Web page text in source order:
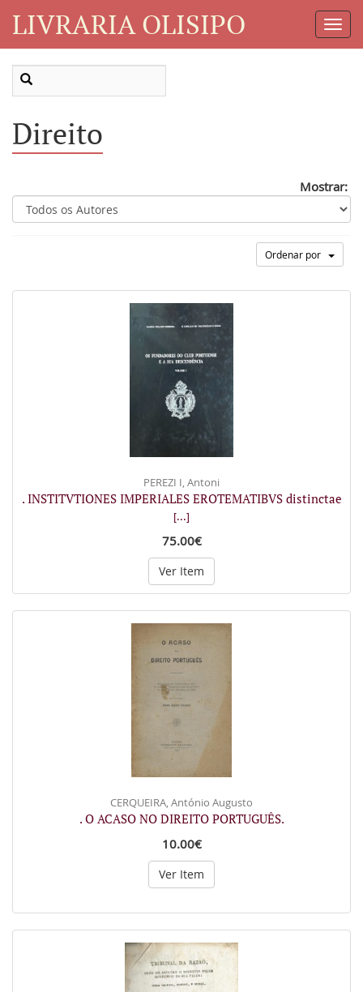
LIVRARIA OLISIPO
Direito
Mostrar:
Ordenar por
PEREZI I, Antoni
. INSTITVTIONES IMPERIALES EROTEMATIBVS distinctae
[...]
75.00€
Ver Item
CERQUEIRA, António Augusto
. O ACASO NO DIREITO PORTUGUÊS.
10.00€
Ver Item